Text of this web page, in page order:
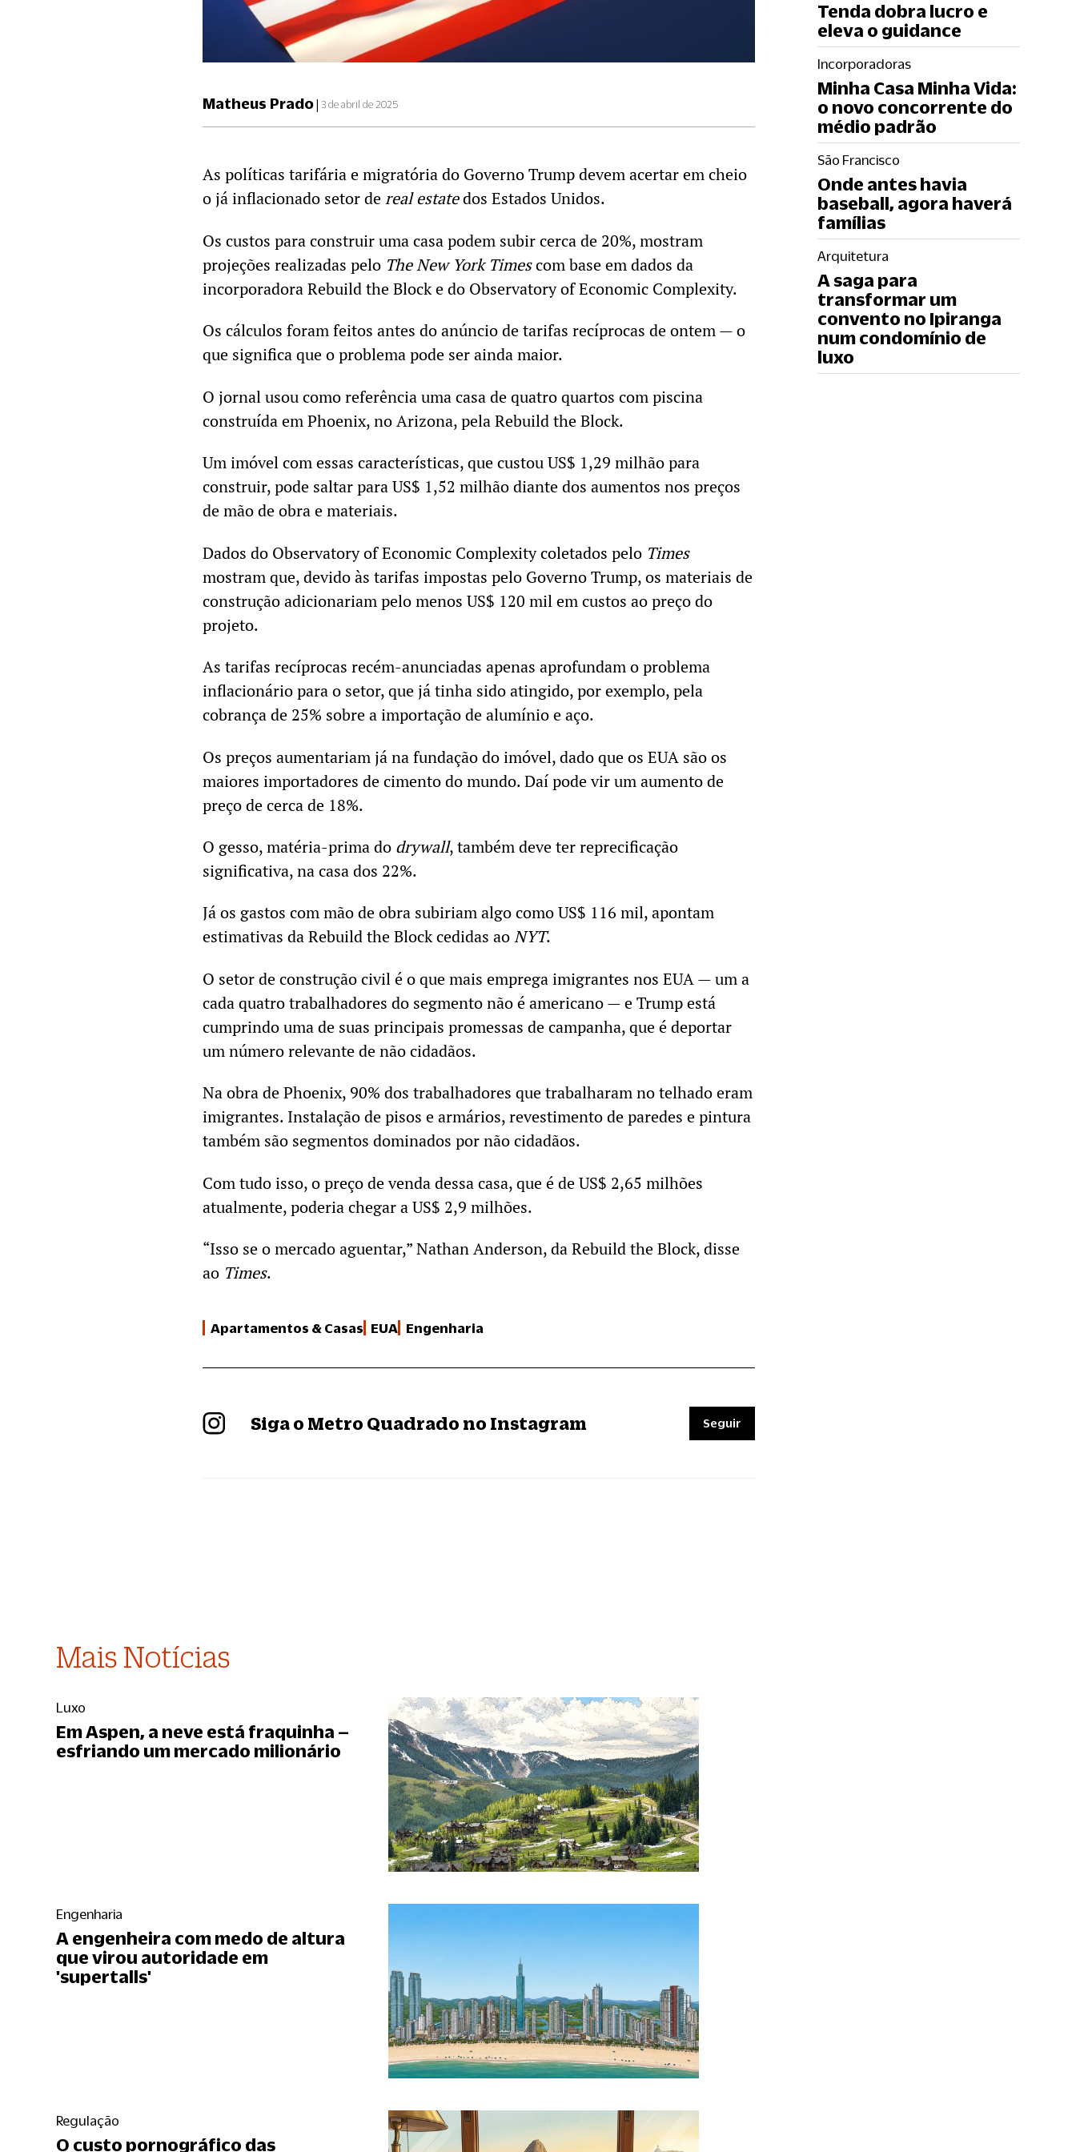
Matheus Prado| 3 de abril de 2025
As políticas tarifária e migratória do Governo Trump devem acertar em cheio
o já inflacionado setor dereal estatedos Estados Unidos.
Os custos para construir uma casa podem subir cerca de 20%, mostram
projeções realizadas pelo TheNew York Timescom base em dados da
incorporadora Rebuild the Block e do Observatory of Economic Complexity.
Os cálculos foram feitos antes do anúncio de tarifas recíprocas de ontem — o
que significa que o problema pode ser ainda maior.
O jornal usou como referência uma casa de quatro quartos com piscina
construída em Phoenix, no Arizona, pela Rebuild the Block.
Um imóvel com essas características, que custou US$ 1,29 milhão para
construir, pode saltar para US$ 1,52 milhão diante dos aumentos nos preços
de mão de obra e materiais.
Dados do Observatory of Economic Complexity coletados pelo Times
mostram que, devido às tarifas impostas pelo Governo Trump, os materiais de
construção adicionariam pelo menos US$ 120 mil em custos ao preço do
projeto.
As tarifas recíprocas recém-anunciadas apenas aprofundam o problema
inflacionário para o setor, que já tinha sido atingido, por exemplo, pela
cobrança de 25% sobre a importação de alumínio e aço.
Os preços aumentariam já na fundação do imóvel, dado que os EUA são os
maiores importadores de cimento do mundo. Daí pode vir um aumento de
preço de cerca de 18%.
O gesso, matéria-prima do drywall, também deve ter reprecificação
significativa, na casa dos 22%.
Já os gastos com mão de obra subiriam algo como US$ 116 mil, apontam
estimativas da Rebuild the Block cedidas aoNYT.
O setor de construção civil é o que mais emprega imigrantes nos EUA — um a
cada quatro trabalhadores do segmento não é americano — e Trump está
cumprindo uma de suas principais promessas de campanha, que é deportar
um número relevante de não cidadãos.
Na obra de Phoenix, 90% dos trabalhadores que trabalharam no telhado eram
imigrantes. Instalação de pisos e armários, revestimento de paredes e pintura
também são segmentos dominados por não cidadãos.
Com tudo isso, o preço de venda dessa casa, que é de US$ 2,65 milhões
atualmente, poderia chegar a US$ 2,9 milhões.
“Isso se o mercado aguentar,” Nathan Anderson, da Rebuild the Block, disse
ao Times.
Apartamentos & Casas EUA Engenharia
Siga o Metro Quadrado no Instagram Seguir
Tenda dobra lucro e
eleva o guidance
Incorporadoras
Minha Casa Minha Vida:
o novo concorrente do
médio padrão
São Francisco
Onde antes havia
baseball, agora haverá
famílias
Arquitetura
A saga para
transformar um
convento no Ipiranga
num condomínio de
luxo
Mais Notícias
Luxo
Em Aspen, a neve está fraquinha –
esfriando um mercado milionário
Engenharia
A engenheira com medo de altura
que virou autoridade em
'supertalls'
Regulação
O custo pornográfico das